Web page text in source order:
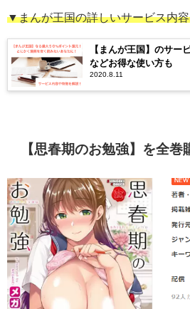
▼まんが王国の詳しいサービス内
【まんが王国】のサー
などお得な使い方も
2020.8.11
【思春期のお勉強】を全巻